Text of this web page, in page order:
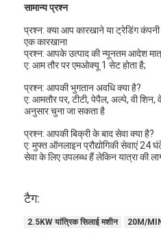
हमारे बारे में
कारखाने का दौरा
गुणवत्ता नियंत्रण
समाचार
सामान्य प्रश्न
प्रश्न: क्या आप कारखाने या ट्रेडिंग कंपनी
एक कारखाना
प्रश्न: आपके उत्पाद की न्यूनतम आदेश
ए: आम तौर पर एमओक्यू 1 सेट होता है;
प्रश्न: आपकी भुगतान अवधि क्या है?
ए: आमतौर पर, टीटी, पेपैल, अल्पे, वी
अनुसार चुना जा सकता है
प्रश्न: आपकी बिक्री के बाद सेवा क्या है?
ए: मुफ्त ऑनलाइन प्रौद्योगिकी सेवाएं 24
सेवा के लिए उपलब्ध हैं लेकिन यात्रा की
टैग:
2.5KW यांत्रिक सिलाई मशीन
20M/